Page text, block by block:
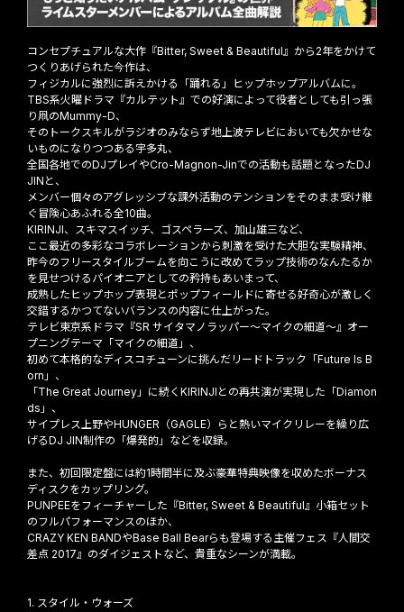
コンセプチュアルな大作『Bitter, Sweet & Beautiful』から2年をかけて
つくりあげられた今作は、
フィジカルに強烈に訴えかける「踊れる」ヒップホップアルバムに。
TBS系火曜ドラマ『カルテット』での好演によって役者としても引っ張
り凧のMummy-D、
そのトークスキルがラジオのみならず地上波テレビにおいても欠かせな
いものになりつつある宇多丸、
全国各地でのDJプレイやCro-Magnon-Jinでの活動も話題となったDJ
JINと、
メンバー個々のアグレッシブな課外活動のテンションをそのまま受け継
ぐ冒険心あふれる全10曲。
KIRINJI、スキマスイッチ、ゴスペラーズ、加山雄三など、
ここ最近の多彩なコラボレーションから刺激を受けた大胆な実験精神、
昨今のフリースタイルブームを向こうに改めてラップ技術のなんたるか
を見せつけるパイオニアとしての矜持もあいまって、
成熟したヒップホップ表現とポップフィールドに寄せる好奇心が激しく
交錯するかつてないバランスの内容に仕上がった。
テレビ東京系ドラマ『SR サイタマノラッパー〜マイクの細道〜』オー
プニングテーマ「マイクの細道」、
初めて本格的なディスコチューンに挑んだリードトラック「Future Is B
orn」、
「The Great Journey」に続くKIRINJIとの再共演が実現した「Diamon
ds」、
サイプレス上野やHUNGER（GAGLE）らと熱いマイクリレーを繰り広
げるDJ JIN制作の「爆発的」などを収録。
また、初回限定盤には約1時間半に及ぶ豪華特典映像を収めたボーナス
ディスクをカップリング。
PUNPEEをフィーチャーした『Bitter, Sweet & Beautiful』小箱セット
のフルパフォーマンスのほか、
CRAZY KEN BANDやBase Ball Bearらも登場する主催フェス『人間交
差点 2017』のダイジェストなど、貴重なシーンが満載。
1. スタイル・ウォーズ